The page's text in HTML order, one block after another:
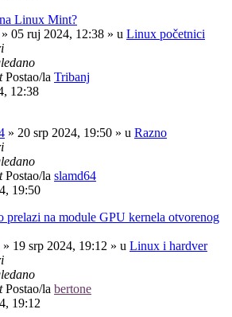
Linux Mint?
» 05 ruj 2024, 12:38 » u Linux početnici
Postao/la Tribanj
12:38
» 20 srp 2024, 19:50 » u Razno
Postao/la slamd64
19:50
na module GPU kernela otvorenog
» 19 srp 2024, 19:12 » u Linux i hardver
Postao/la bertone
19:12